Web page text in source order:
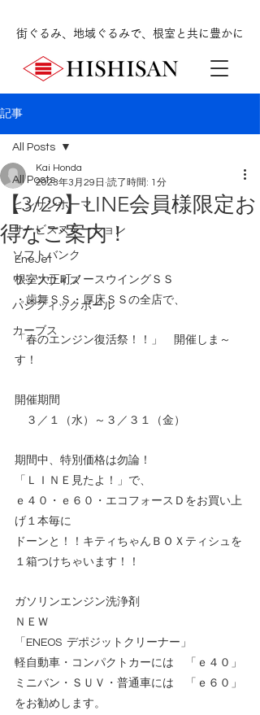
街ぐるみ、地域ぐるみで、根室と共に豊かに
記事
All Posts
ヒシサンホーマ
サービスステーション
ソフトバンク
ワッツウィズ
パシフィックボール
カーブス
All Posts
【3/29】LINE会員様限定お
得なご案内！
Kai Honda
2023年3月29日 読了時間: 1分
EneJet
根室大正町ノースウイングＳＳ
・歯舞ＳＳ・厚床ＳＳの全店で、
「春のエンジン復活祭！！」　開催しま～
す！
開催期間
３／１（水）～３／３１（金）
期間中、特別価格は勿論！
「ＬＩＮＥ見たよ！」で、
ｅ４０・ｅ６０・エコフォースＤをお買い上
げ１本毎に
ドーンと！！キティちゃんＢＯＸティシュを
１箱つけちゃいます！！
ガソリンエンジン洗浄剤
ＮＥＷ
「ENEOS  デポジットクリーナー」
軽自動車・コンパクトカーには　「ｅ４０」
ミニバン・ＳＵＶ・普通車には　「ｅ６０」
をお勧めします。